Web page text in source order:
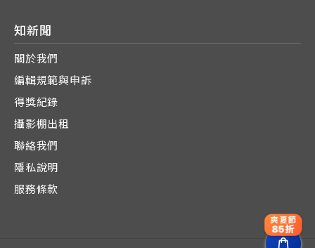
知新聞
關於我們
編輯規範與申訴
得獎紀錄
攝影棚出租
聯絡我們
隱私說明
服務條款
爽夏節
85折